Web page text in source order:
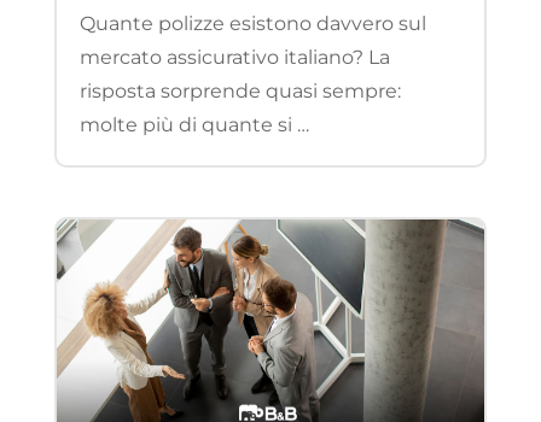
Quante polizze esistono davvero sul
mercato assicurativo italiano? La
risposta sorprende quasi sempre:
molte più di quante si …